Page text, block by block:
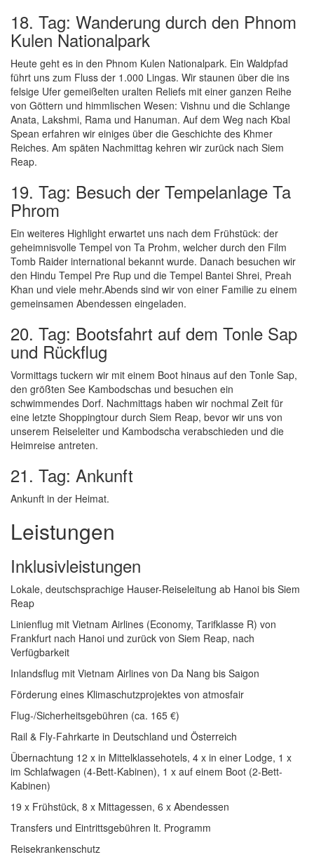
18. Tag: Wanderung durch den Phnom
Kulen Nationalpark
Heute geht es in den Phnom Kulen Nationalpark. Ein Waldpfad
führt uns zum Fluss der 1.000 Lingas. Wir staunen über die ins
felsige Ufer gemeißelten uralten Reliefs mit einer ganzen Reihe
von Göttern und himmlischen Wesen: Vishnu und die Schlange
Anata, Lakshmi, Rama und Hanuman. Auf dem Weg nach Kbal
Spean erfahren wir einiges über die Geschichte des Khmer
Reiches. Am späten Nachmittag kehren wir zurück nach Siem
Reap.
19. Tag: Besuch der Tempelanlage Ta
Phrom
Ein weiteres Highlight erwartet uns nach dem Frühstück: der
geheimnisvolle Tempel von Ta Prohm, welcher durch den Film
Tomb Raider international bekannt wurde. Danach besuchen wir
den Hindu Tempel Pre Rup und die Tempel Bantei Shrei, Preah
Khan und viele mehr.Abends sind wir von einer Familie zu einem
gemeinsamen Abendessen eingeladen.
20. Tag: Bootsfahrt auf dem Tonle Sap
und Rückflug
Vormittags tuckern wir mit einem Boot hinaus auf den Tonle Sap,
den größten See Kambodschas und besuchen ein
schwimmendes Dorf. Nachmittags haben wir nochmal Zeit für
eine letzte Shoppingtour durch Siem Reap, bevor wir uns von
unserem Reiseleiter und Kambodscha verabschieden und die
Heimreise antreten.
21. Tag: Ankunft
Ankunft in der Heimat.
Leistungen
Inklusivleistungen
Lokale, deutschsprachige Hauser-Reiseleitung ab Hanoi bis Siem
Reap
Linienflug mit Vietnam Airlines (Economy, Tarifklasse R) von
Frankfurt nach Hanoi und zurück von Siem Reap, nach
Verfügbarkeit
Inlandsflug mit Vietnam Airlines von Da Nang bis Saigon
Förderung eines Klimaschutzprojektes von atmosfair
Flug-/Sicherheitsgebühren (ca. 165 €)
Rail & Fly-Fahrkarte in Deutschland und Österreich
Übernachtung 12 x in Mittelklassehotels, 4 x in einer Lodge, 1 x
im Schlafwagen (4-Bett-Kabinen), 1 x auf einem Boot (2-Bett-
Kabinen)
19 x Frühstück, 8 x Mittagessen, 6 x Abendessen
Transfers und Eintrittsgebühren lt. Programm
Reisekrankenschutz